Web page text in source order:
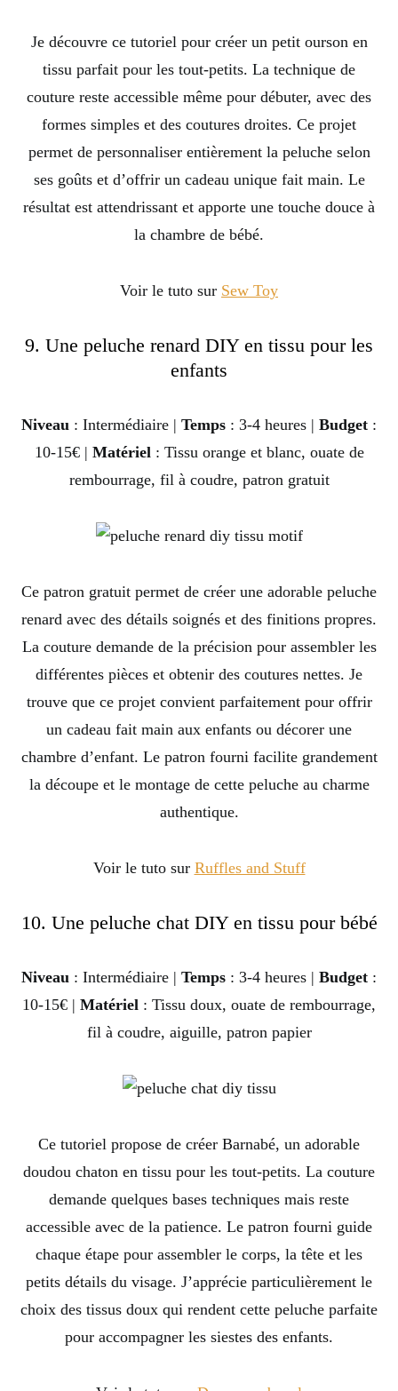
Je découvre ce tutoriel pour créer un petit ourson en
tissu parfait pour les tout-petits. La technique de
couture reste accessible même pour débuter, avec des
formes simples et des coutures droites. Ce projet
permet de personnaliser entièrement la peluche selon
ses goûts et d’offrir un cadeau unique fait main. Le
résultat est attendrissant et apporte une touche douce à
la chambre de bébé.
Voir le tuto sur Sew Toy
9. Une peluche renard DIY en tissu pour les
enfants
Niveau : Intermédiaire | Temps : 3-4 heures | Budget :
10-15€ | Matériel: Tissu orange et blanc, ouate de
rembourrage, fil à coudre, patron gratuit
Ce patron gratuit permet de créer une adorable peluche
renard avec des détails soignés et des finitions propres.
La couture demande de la précision pour assembler les
différentes pièces et obtenir des coutures nettes. Je
trouve que ce projet convient parfaitement pour offrir
un cadeau fait main aux enfants ou décorer une
chambre d’enfant. Le patron fourni facilite grandement
la découpe et le montage de cette peluche au charme
authentique.
Voir le tuto sur Ruffles and Stuff
10. Une peluche chat DIY en tissu pour bébé
Niveau : Intermédiaire | Temps : 3-4 heures | Budget :
10-15€ | Matériel : Tissu doux, ouate de rembourrage,
fil à coudre, aiguille, patron papier
Ce tutoriel propose de créer Barnabé, un adorable
doudou chaton en tissu pour les tout-petits. La couture
demande quelques bases techniques mais reste
accessible avec de la patience. Le patron fourni guide
chaque étape pour assembler le corps, la tête et les
petits détails du visage. J’apprécie particulièrement le
choix des tissus doux qui rendent cette peluche parfaite
pour accompagner les siestes des enfants.